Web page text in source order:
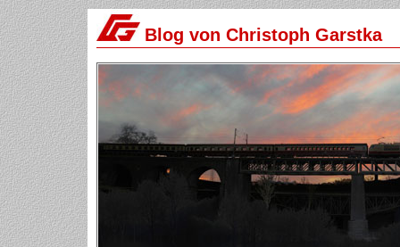
Blog von Christoph Garstka